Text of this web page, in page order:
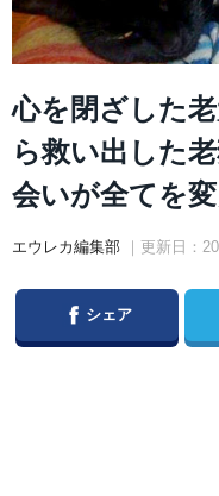
心を閉ざした
ら救い出した
会いが全てを変
エウレカ編集部 ｜更新日：
Facebook
シェア